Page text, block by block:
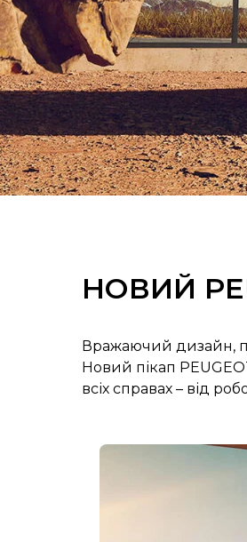
НОВИЙ
Вражаючий дизайн,
Новий пікап
всіх справах – від